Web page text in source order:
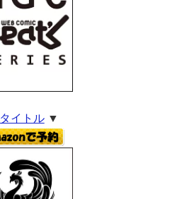
タイトル▼